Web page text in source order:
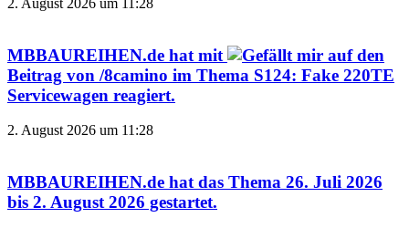
MBBAUREIHEN.de hat mit
auf den
Beitrag von /8camino im Thema S124: Fake 220TE
Servicewagen reagiert.
2. August 2026 um 11:28
MBBAUREIHEN.de hat das Thema 26. Juli 2026
bis 2. August 2026 gestartet.